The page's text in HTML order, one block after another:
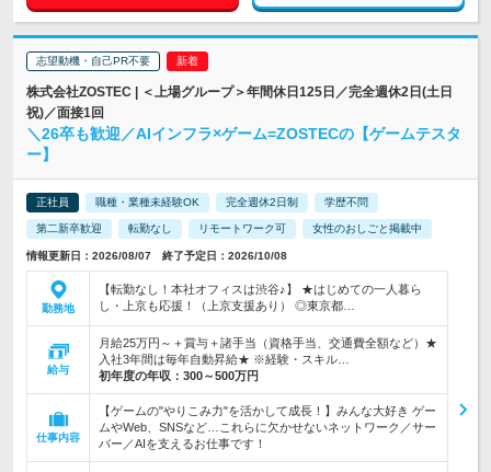
志望動機・自己PR不要
株式会社ZOSTEC | ＜上場グループ＞年間休日125日／完全週休2日(土日
祝)／面接1回
＼26卒も歓迎／AIインフラ×ゲーム=ZOSTECの【ゲームテスタ
ー】
正社員 職種・業種未経験OK 完全週休2日制 学歴不問
第二新卒歓迎 転勤なし リモートワーク可 女性のおしごと掲載中
情報更新日：2026/08/07 終了予定日：2026/10/08
勤務地
【転勤なし！本社オフィスは渋谷♪】 ★はじめての一人暮ら
し・上京も応援！（上京支援あり） ◎東京都…
給与
月給25万円～＋賞与＋諸手当（資格手当、交通費全額など）★
入社3年間は毎年自動昇給★ ※経験・スキル…
初年度の年収： 300～500万円
仕事内容
【ゲームの"やりこみ力"を活かして成長！】みんな大好き ゲー
ムやWeb、SNSなど…これらに欠かせないネットワーク／サー
バー／AIを支えるお仕事です！